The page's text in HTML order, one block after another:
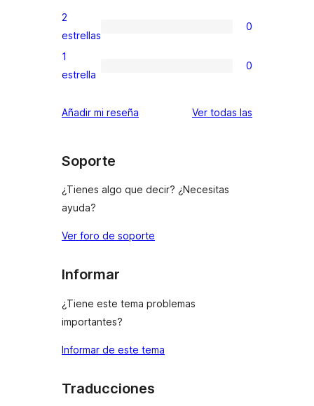
valoraciones
de
0
valoraciones
de
estrellas
2
estrellas
0
0
de
1
estrella
0
Añadir mi reseña Ver todas las
Soporte
¿Tienes algo que decir? ¿Necesitas
ayuda?
Ver foro de soporte
Informar
¿Tiene este tema problemas
importantes?
Informar de este tema
Traducciones